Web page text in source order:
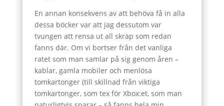
En annan konsekvens av att behöva få in alla
dessa böcker var att jag dessutom var
tvungen att rensa ut all skräp som redan
fanns där. Om vi bortser från det vanliga
ratet som man samlar på sig genom åren –
kablar, gamla mobiler och menlösa
tomkartonger (till skillnad från viktiga
tomkartonger, som tex för Xbox:et, som man